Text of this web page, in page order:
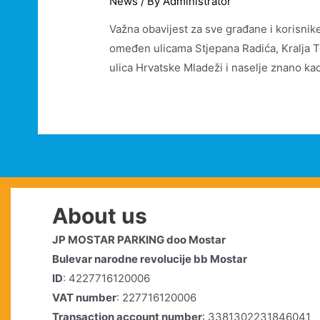
Važna obavijest za sve građane i
omeđen ulicama Stjepana Radića, Kralja
ulica Hrvatske Mladeži i naselje znano
About us
JP MOSTAR PARKING doo Mostar
Bulevar narodne revolucije bb Mostar
ID: 4227716120006
VAT number: 227716120006
Transaction account number: 3381302231846041